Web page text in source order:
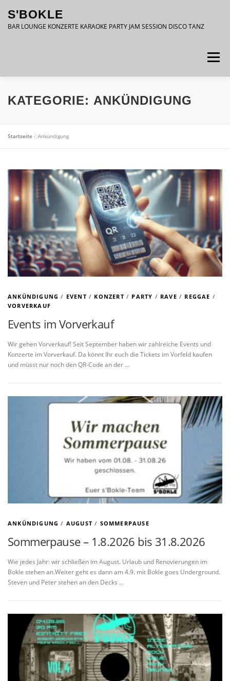
Inhalt
springen
S'BOKLE
BAR LOUNGE KONZERTE KARAOKE PARTY JAM SESSION DISCO TANZ
Menü
DATENSCHUTZ IMPRESSUM
KATEGORIE: ANKÜNDIGUNG
Startseite »Ankündigung
ANKÜNDIGUNG / EVENT/ KONZERT/ PARTY / RAVE / REGGAE /
VORVERKAUF
Events im Vorverkauf
Wir gehen Vorverkauf! Seit September haben wir zahlreiche Events und
Konzerte im Vorverkauf. Da könnt Ihr euch die Tickets im Vorfeld kaufen
und müsst nur noch den QR-Code an der …
ANKÜNDIGUNG / AUGUST / SOMMERPAUSE
Sommerpause – 1.8.2026 bis 31.8.2026
Wie jedes Jahr: wir schließen im August. Urlaub und Renovierungen im
Bokle stehen an.Weiter geht es dann am 4.9. mit Bokle goes Underground.
Steven und Peter stehen an den Decks …